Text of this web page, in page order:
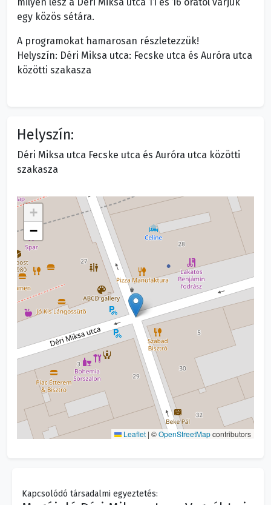
egy közös sétára.
A programokat hamarosan részletezzük!
Helyszín: Déri Miksa utca: Fecske utca és Auróra utca
közötti szakasza
Helyszín:
Déri Miksa utca Fecske utca és Auróra utca közötti
szakasza
+
−
Leaflet | ©OpenStreetMapcontributors
Kapcsolódó társadalmi egyeztetés: